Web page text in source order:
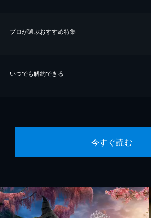
プロが選ぶおすすめ特集
いつでも解約できる
今すぐ読む